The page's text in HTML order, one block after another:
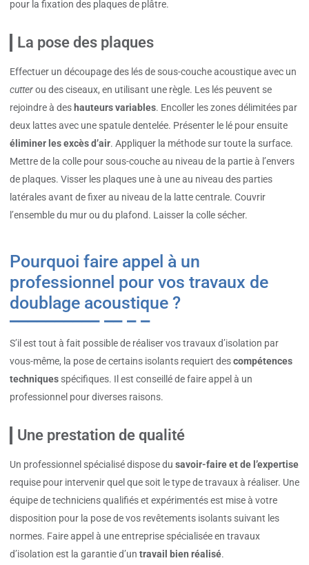
pour la fixation des plaques de plâtre.
La pose des plaques
Effectuer un découpage des lés de sous-couche acoustique avec un
cutterou des ciseaux, en utilisant une règle. Les lés peuvent se
rejoindre à des hauteurs variables. Encoller les zones délimitées par
deux lattes avec une spatule dentelée. Présenter le lé pour ensuite
éliminer les excès d’air. Appliquer la méthode sur toute la surface.
Mettre de la colle pour sous-couche au niveau de la partie à l’envers
de plaques. Visser les plaques une à une au niveau des parties
latérales avant de fixer au niveau de la latte centrale. Couvrir
l’ensemble du mur ou du plafond. Laisser la colle sécher.
Pourquoi faire appel à un
professionnel pour vos travaux de
doublage acoustique ?
S’il est tout à fait possible de réaliser vos travaux d’isolation par
vous-même, la pose de certains isolants requiert descompétences
techniques spécifiques. Il est conseillé de faire appel à un
professionnel pour diverses raisons.
Une prestation de qualité
Un professionnel spécialisé dispose du savoir-faire et de l’expertise
requise pour intervenir quel que soit le type de travaux à réaliser. Une
équipe de techniciens qualifiés et expérimentés est mise à votre
disposition pour la pose de vos revêtements isolants suivant les
normes. Faire appel à une entreprise spécialisée en travaux
d’isolation est la garantie d’un travail bien réalisé.